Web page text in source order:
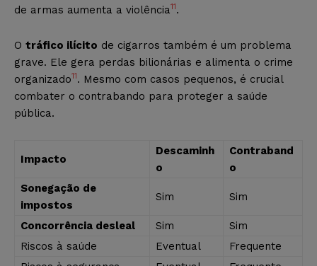
de armas aumenta a violência11 .
O tráfico ilícito de cigarros também é um problema
grave. Ele gera perdas bilionárias e alimenta o crime
organizado11 . Mesmo com casos pequenos, é crucial
combater o contrabando para proteger a saúde
pública.
Impacto
Descaminh
o
Contraband
o
Sonegação de
impostos
Sim Sim
Concorrência desleal Sim
Sim
Riscos à saúde
Eventual
Frequente